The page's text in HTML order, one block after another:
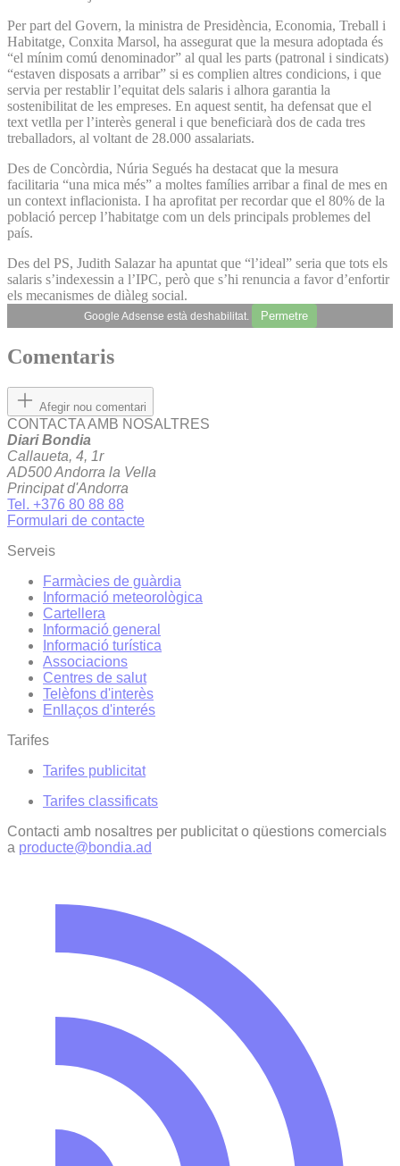
Per part del Govern, la ministra de Presidència, Economia, Treball i
Habitatge, Conxita Marsol, ha assegurat que la mesura adoptada és
“el mínim comú denominador” al qual les parts (patronal i sindicats)
“estaven disposats a arribar” si es complien altres condicions, i que
servia per restablir l’equitat dels salaris i alhora garantia la
sostenibilitat de les empreses. En aquest sentit, ha defensat que el
text vetlla per l’interès general i que beneficiarà dos de cada tres
treballadors, al voltant de 28.000 assalariats.
Des de Concòrdia, Núria Segués ha destacat que la mesura
facilitaria “una mica més” a moltes famílies arribar a final de mes en
un context inflacionista. I ha aprofitat per recordar que el 80% de la
població percep l’habitatge com un dels principals problemes del
país.
Des del PS, Judith Salazar ha apuntat que “l’ideal” seria que tots els
salaris s’indexessin a l’IPC, però que s’hi renuncia a favor d’enfortir
els mecanismes de diàleg social.
Google Adsense està deshabilitat. Permetre
Comentaris
Afegir nou comentari
CONTACTA AMB NOSALTRES
Diari Bondia
Callaueta, 4, 1r
AD500 Andorra la Vella
Principat d'Andorra
Tel. +376 80 88 88
Formulari de contacte
Serveis
Farmàcies de guàrdia
Informació meteorològica
Cartellera
Informació general
Informació turística
Associacions
Centres de salut
Telèfons d'interès
Enllaços d'interés
Tarifes
Tarifes publicitat
Tarifes classificats
Contacti amb nosaltres per publicitat o qüestions comercials
a producte@bondia.ad